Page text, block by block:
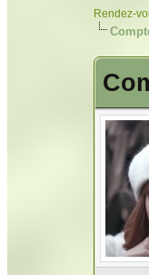
Rendez-